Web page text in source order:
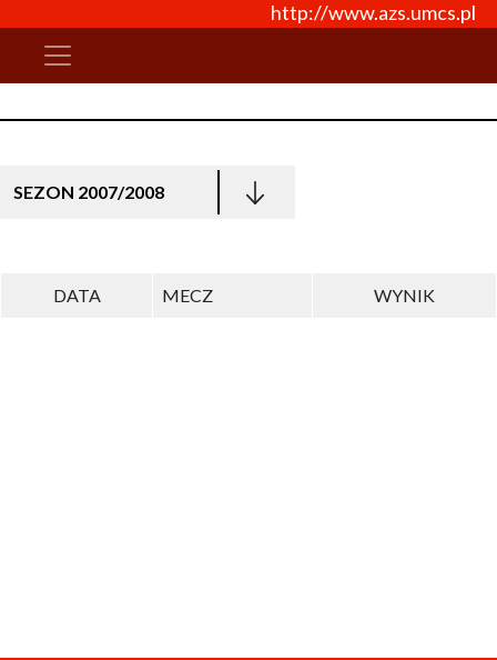
http://www.azs.umcs.pl
SEZON 2007/2008
DATA MECZ WYNIK